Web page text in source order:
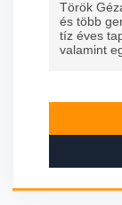
Török
és több
tíz éves
valamint